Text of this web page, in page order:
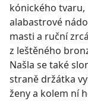
kónického tvaru,
alabastrové
masti a ruční
z leštěného
Našla se také
straně držátka
ženy a kolem ní